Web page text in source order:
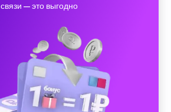
связи — это выгодно